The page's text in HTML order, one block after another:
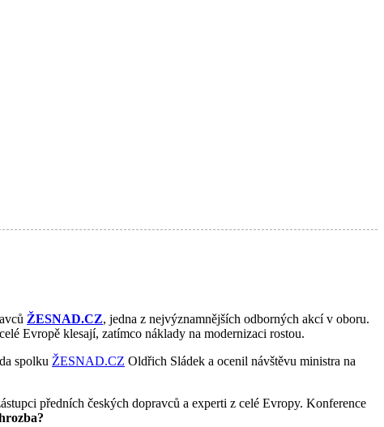
ŽESNAD.CZ, jedna z nejvýznamnějších odborných akcí v oboru.
Evropě klesají, zatímco náklady na modernizaci rostou.
spolku ŽESNAD.CZ Oldřich Sládek a ocenil návštěvu ministra na
předních českých dopravců a experti z celé Evropy. Konference